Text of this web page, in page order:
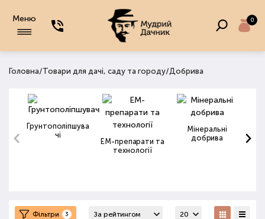
Меню 0
Головна/Товари для дачі, саду та городу/Добрива
Грунтополіпшува
чі
ЕМ-препарати та
технології
Мінеральні
добрива
Фільтри 3